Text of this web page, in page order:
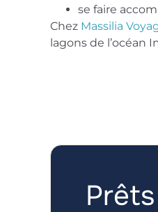
se faire
Chez Massilia
lagons de l’océan